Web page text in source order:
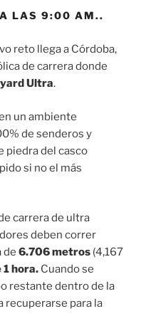
LAS 9:00 AM..
reto llega a Córdoba,
de carrera donde
Ultra.
un ambiente
de senderos y
piedra del casco
si no el más
carrera de ultra
deben correr
de 6.706 metros (4,167
1 hora. Cuando se
restante dentro de la
recuperarse para la